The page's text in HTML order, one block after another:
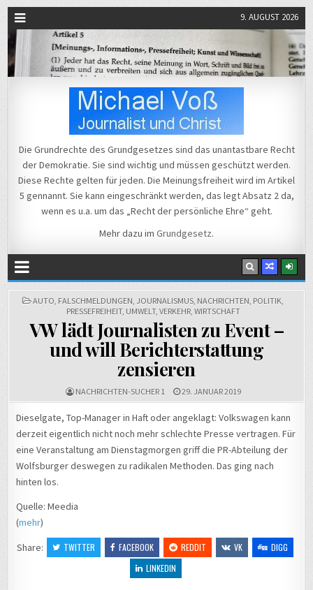
9. AUGUST 2026
Michael Voß
Die Grundrechte des Grundgesetzes sind das unantastbare Recht
der Demokratie. Sie sind wichtig und müssen geschützt werden.
Diese Rechte gelten für jeden. Die Meinungsfreiheit wird im Artikel
5 gennannt. Sie kann eingeschränkt werden, das legt Absatz 2 da,
wenn es u.a. um das „Recht der persönliche Ehre“ geht.
Mehr dazu im Grundgesetz.
POSTED
AUTO, FALSCHMELDUNGEN, JOURNALISMUS, NACHRICHTEN, POLITIK,
PRESSEFREIHEIT, UMWELT, VERKEHR, WIRTSCHAFT
VW lädt Journalisten zu Event –
und will Berichterstattung
zensieren
NACHRICHTEN-SUCHER 1 29. JANUAR 2019
Dieselgate, Top-Manager in Haft oder angeklagt: Volkswagen kann
derzeit eigentlich nicht noch mehr schlechte Presse vertragen. Für
eine Veranstaltung am Dienstagmorgen griff die PR-Abteilung der
Wolfsburger deswegen zu radikalen Methoden. Das ging nach
hinten los.
Quelle: Meedia
(mehr)
Share:
TWITTER FACEBOOK REDDIT VK
DIGG
LINKEDIN